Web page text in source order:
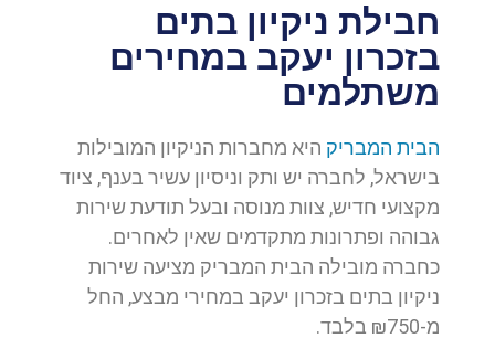
חבילת ניקיון בתים
בזכרון יעקב במחירים
משתלמים
הבית המבריק היא מחברות הניקיון המובילות
בישראל, לחברה יש ותק וניסיון עשיר בענף, ציוד
מקצועי חדיש, צוות מנוסה ובעל תודעת שירות
גבוהה ופתרונות מתקדמים שאין לאחרים.
כחברה מובילה הבית המבריק מציעה שירות
ניקיון בתים בזכרון יעקב במחירי מבצע, החל
מ-₪750 בלבד.